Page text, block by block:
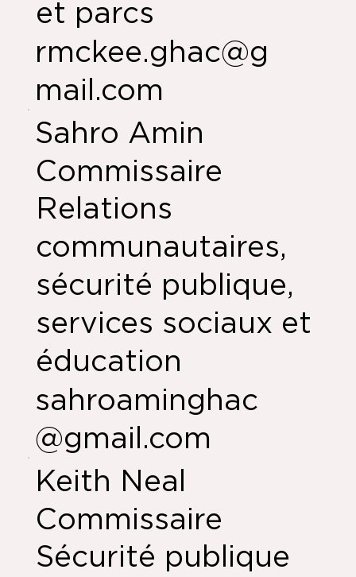
et parcs
rmckee.ghac@g
mail.com
Sahro Amin
Commissaire
Relations
communautaires,
sécurité publique,
services sociaux et
éducation
sahroaminghac
@gmail.com
Keith Neal
Commissaire
Sécurité publique